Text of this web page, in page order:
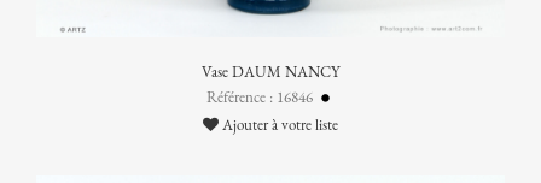
Vase DAUM NANCY
Référence : 16846
Ajouter à votre liste